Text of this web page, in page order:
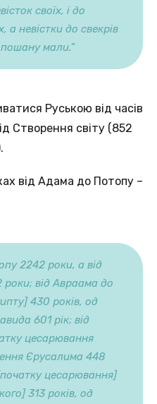
своїх, і до
а невістки до свекрів
пошану мали.”
Руською від часів
Створення світу (852
від Адама до Потопу –
2242 роки, а від
від Авраама до
430 років, од
601 рік; від
цесарювання
Єрусалима 448
цесарювання]
313 років, од